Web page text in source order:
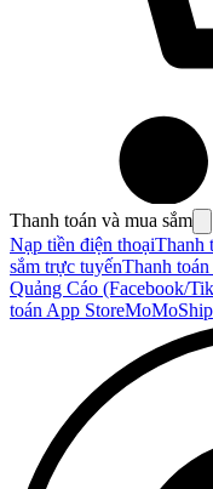
Thanh toán và mua sắm
Nạp tiền điện thoạiThanh
sắm trực tuyếnThanh
Quảng Cáo (Facebook/
toán App StoreMoMoShip